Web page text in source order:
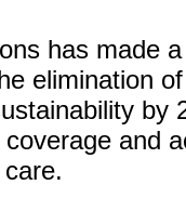
has made
elimination
by
and